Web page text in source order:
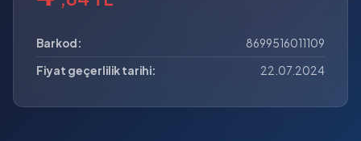
Barkod:
8699516011109
Fiyat geçerlilik tarihi:
22.07.2024